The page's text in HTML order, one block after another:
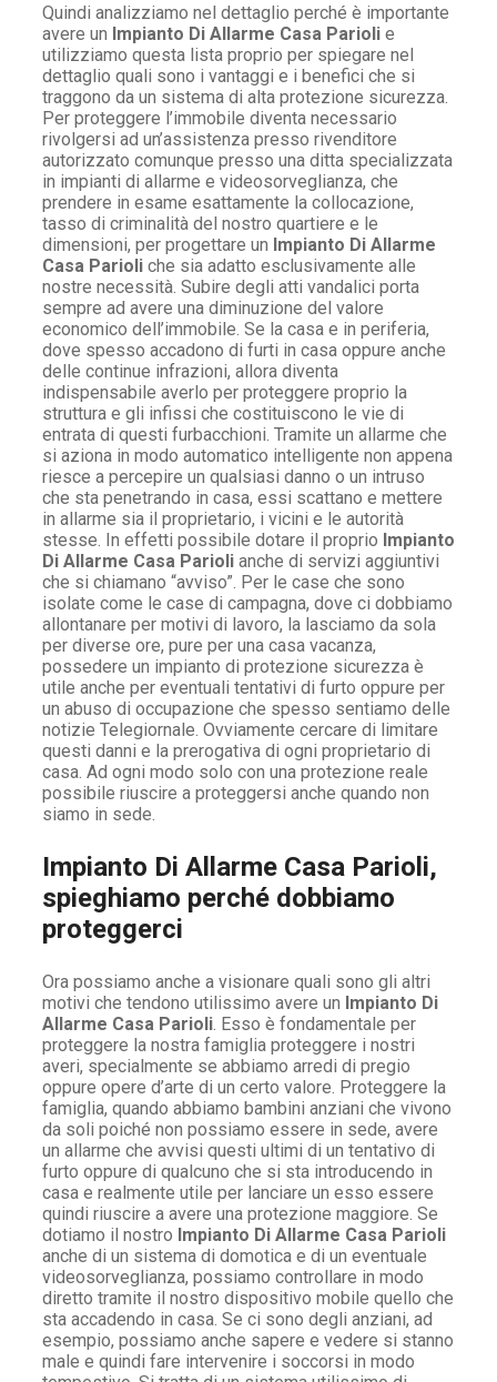
Quindi analizziamo nel dettaglio perché è importante
avere un Impianto Di Allarme Casa Parioli e
utilizziamo questa lista proprio per spiegare nel
dettaglio quali sono i vantaggi e i benefici che si
traggono da un sistema di alta protezione sicurezza.
Per proteggere l’immobile diventa necessario
rivolgersi ad un’assistenza presso rivenditore
autorizzato comunque presso una ditta specializzata
in impianti di allarme e videosorveglianza, che
prendere in esame esattamente la collocazione,
tasso di criminalità del nostro quartiere e le
dimensioni, per progettare un Impianto Di Allarme
Casa Parioli che sia adatto esclusivamente alle
nostre necessità. Subire degli atti vandalici porta
sempre ad avere una diminuzione del valore
economico dell’immobile. Se la casa e in periferia,
dove spesso accadono di furti in casa oppure anche
delle continue infrazioni, allora diventa
indispensabile averlo per proteggere proprio la
struttura e gli infissi che costituiscono le vie di
entrata di questi furbacchioni. Tramite un allarme che
si aziona in modo automatico intelligente non appena
riesce a percepire un qualsiasi danno o un intruso
che sta penetrando in casa, essi scattano e mettere
in allarme sia il proprietario, i vicini e le autorità
stesse. In effetti possibile dotare il proprio Impianto
Di Allarme Casa Parioli anche di servizi aggiuntivi
che si chiamano “avviso”. Per le case che sono
isolate come le case di campagna, dove ci dobbiamo
allontanare per motivi di lavoro, la lasciamo da sola
per diverse ore, pure per una casa vacanza,
possedere un impianto di protezione sicurezza è
utile anche per eventuali tentativi di furto oppure per
un abuso di occupazione che spesso sentiamo delle
notizie Telegiornale. Ovviamente cercare di limitare
questi danni e la prerogativa di ogni proprietario di
casa. Ad ogni modo solo con una protezione reale
possibile riuscire a proteggersi anche quando non
siamo in sede.
Impianto Di Allarme Casa Parioli,
spieghiamo perché dobbiamo
proteggerci
Ora possiamo anche a visionare quali sono gli altri
motivi che tendono utilissimo avere un Impianto Di
Allarme Casa Parioli . Esso è fondamentale per
proteggere la nostra famiglia proteggere i nostri
averi, specialmente se abbiamo arredi di pregio
oppure opere d’arte di un certo valore. Proteggere la
famiglia, quando abbiamo bambini anziani che vivono
da soli poiché non possiamo essere in sede, avere
un allarme che avvisi questi ultimi di un tentativo di
furto oppure di qualcuno che si sta introducendo in
casa e realmente utile per lanciare un esso essere
quindi riuscire a avere una protezione maggiore. Se
dotiamo il nostro Impianto Di Allarme Casa Parioli
anche di un sistema di domotica e di un eventuale
videosorveglianza, possiamo controllare in modo
diretto tramite il nostro dispositivo mobile quello che
sta accadendo in casa. Se ci sono degli anziani, ad
esempio, possiamo anche sapere e vedere si stanno
male e quindi fare intervenire i soccorsi in modo